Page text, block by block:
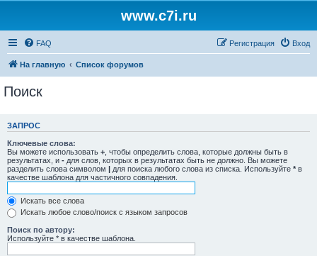
www.c7i.ru
FAQ Вход
Регистрация
На главную Список форумов
Поиск
ЗАПРОС
Ключевые слова:
Вы можете использовать + , чтобы определить слова, которые должны быть в
результатах, и - для слов, которых в результатах быть не должно. Вы можете
разделить слова символом | для поиска любого слова из списка. Используйте * в
качестве шаблона для частичного совпадения.
Искать все слова
Искать любое слово/поиск с языком запросов
Поиск по автору:
Используйте * в качестве шаблона.